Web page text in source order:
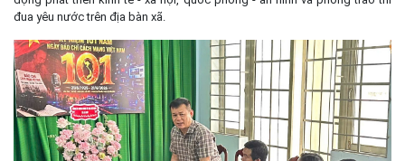
đua yêu nước trên địa bàn xã.